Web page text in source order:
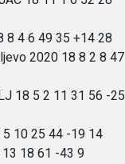
8 4 6 49 35 +14 28
2020 18 8 2 8 47
18 5 2 11 31 56 -25
5 10 25 44 -19 14
18 61 -43 9